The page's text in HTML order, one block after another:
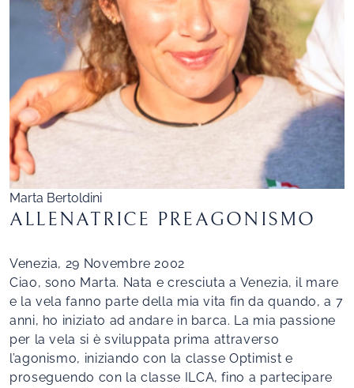
Marta Bertoldini
ALLENATRICE PREAGONISMO
Venezia, 29 Novembre 2002
Ciao, sono Marta. Nata e cresciuta a Venezia, il mare
e la vela fanno parte della mia vita fin da quando, a 7
anni, ho iniziato ad andare in barca. La mia passione
per la vela si è sviluppata prima attraverso
l’agonismo, iniziando con la classe Optimist e
proseguendo con la classe ILCA, fino a partecipare